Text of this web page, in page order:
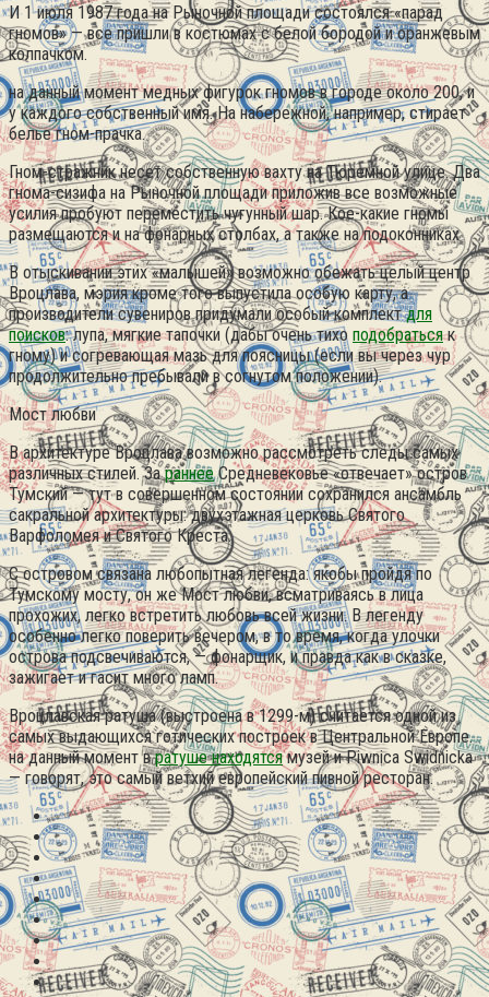
И 1 июля 1987 года на Рыночной площади состоялся «парад
гномов» — все пришли в костюмах с белой бородой и оранжевым
колпачком.
на данный момент медных фигурок гномов в городе около 200, и
у каждого собственный имя. На набережной, например, стирает
белье гном-прачка.
Гном-стражник несет собственную вахту на Тюремной улице. Два
гнома-сизифа на Рыночной площади приложив все возможные
усилия пробуют переместить чугунный шар. Кое-какие гномы
размещаются и на фонарных столбах, а также на подоконниках
В отыскивании этих «малышей» возможно обежать целый центр
Вроцлава, мэрия кроме того выпустила особую карту, а
производители сувениров придумали особый комплектдля
поисков: лупа, мягкие тапочки (дабы очень тихо подобратьсяк
гному) и согревающая мазь для поясницы (если вы через чур
продолжительно пребывали в согнутом положении).
Мост любви
В архитектуре Вроцлава возможно рассмотреть следы самых
различных стилей. ЗараннееСредневековье «отвечает» остров
Тумский — тут в совершенном состоянии сохранился ансамбль
сакральной архитектуры: двухэтажная церковь Святого
Варфоломея и Святого Креста.
С островом связана любопытная легенда: якобы пройдя по
Тумскому мосту, он же Мост любви, всматриваясь в лица
прохожих, легко встретить любовь всей жизни. В легенду
особенно легко поверить вечером, в то время, когда улочки
острова подсвечиваются, — фонарщик, и правда как в сказке,
зажигает и гасит много ламп.
Вроцлавская ратуша (выстроена в 1299-м) считается одной из
самых выдающихся готических построек в Центральной Европе.
на данный момент вратуше находятсямузей и Piwnica Swidnicka
— говорят, это самый ветхий европейский пивной ресторан.